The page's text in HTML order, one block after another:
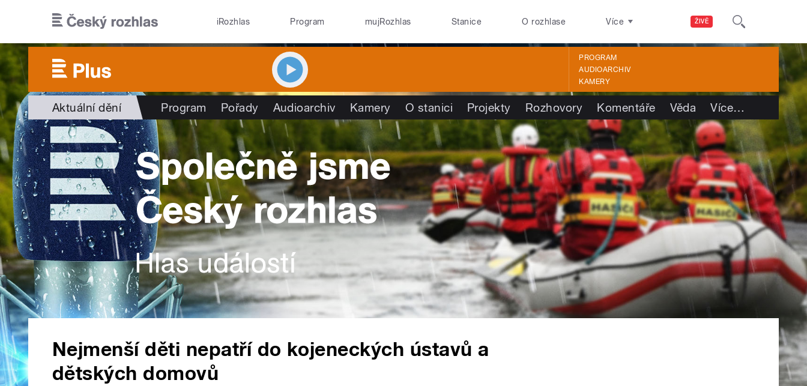
ŽIVĚ
iRozhlas Program mujRozhlas Stanice O rozhlase Více
PROGRAM
AUDIOARCHIV
KAMERY
Aktuální dění Program Pořady Audioarchiv Kamery O stanici Projekty Rozhovory Komentáře Věda Více…
Nejmenší děti nepatří do kojeneckých ústavů a
dětských domovů